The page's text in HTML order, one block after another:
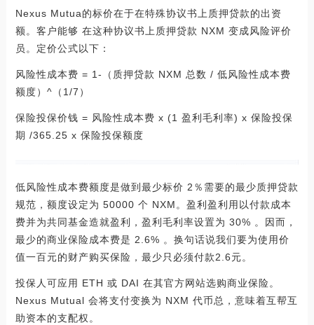
Nexus Mutua的标价在于在特殊协议书上质押贷款的出资
额。客户能够 在这种协议书上质押贷款 NXM 变成风险评价
员。定价公式以下：
风险性成本费 = 1-（质押贷款 NXM 总数 / 低风险性成本费
额度）^（1/7）
保险投保价钱 = 风险性成本费 x (1 盈利毛利率) x 保险投保
期 /365.25 x 保险投保额度
低风险性成本费额度是做到最少标价 2％需要的最少质押贷款
规范，额度设定为 50000 个 NXM。盈利盈利用以付款成本
费并为共同基金造就盈利，盈利毛利率设置为 30% 。因而，
最少的商业保险成本费是 2.6% 。换句话说我们要为使用价
值一百元的财产购买保险，最少只必须付款2.6元。
投保人可应用 ETH 或 DAI 在其官方网站选购商业保险。
Nexus Mutual 会将支付变换为 NXM 代币总，意味着互帮互
助资本的支配权。